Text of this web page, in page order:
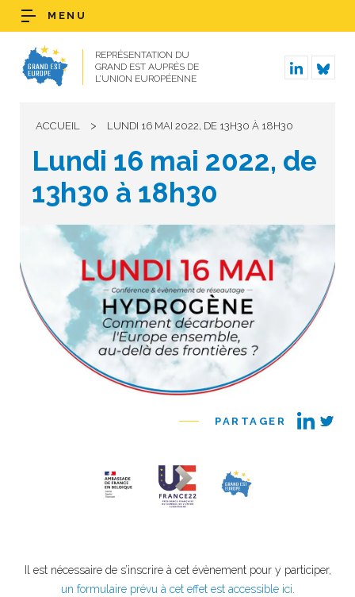
REPRÉSENTATION DU
GRAND EST AUPRÈS DE
L’UNION EUROPÉENNE
MENU
ACCUEIL > LUNDI 16 MAI 2022, DE 13H30 À 18H30
Lundi 16 mai 2022, de
13h30 à 18h30
PARTAGER
Il est nécessaire de s’inscrire à cet évènement pour y participer,
un formulaire prévu à cet effet est accessible ici.